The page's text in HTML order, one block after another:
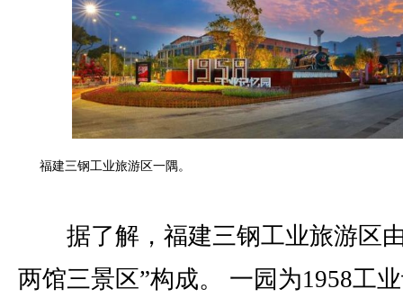
福建三钢工业旅游区一隅。
据了解，福建三钢工业旅游区
两馆三景区”构成。 一园为1958工